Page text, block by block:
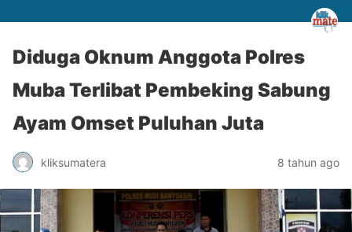
Diduga Oknum Anggota Polres
Muba Terlibat Pembeking Sabung
Ayam Omset Puluhan Juta
kliksumatera 8 tahun ago